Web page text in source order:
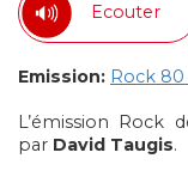
Ecouter
Emission: Rock 80
L’émission Rock
par David Taugis.